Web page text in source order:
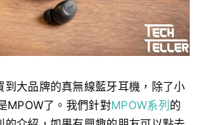
到大品牌的真無線藍牙耳機，除了小
MPOW了。我們針對MPOW系列的